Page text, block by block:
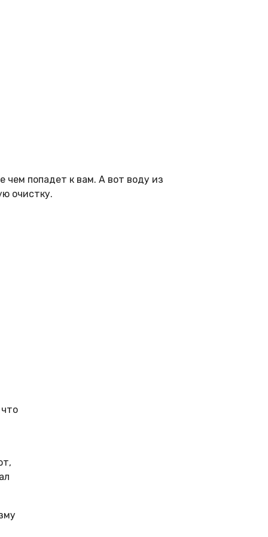
чем попадет к вам. А вот воду из
очистку.